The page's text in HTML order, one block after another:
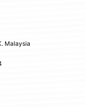
Malaysia